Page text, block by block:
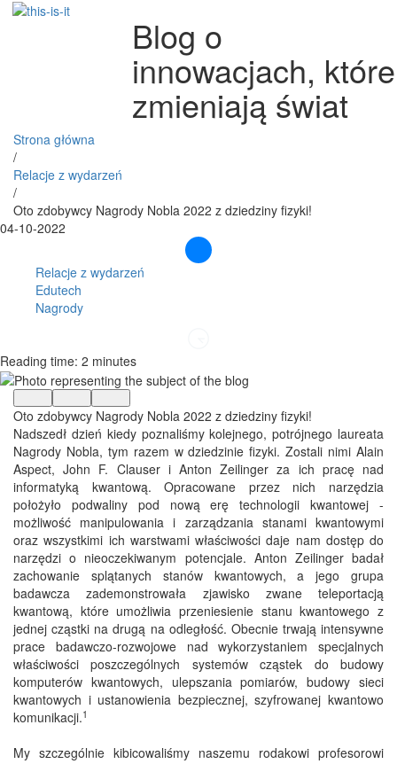
Blog o
innowacjach, które
zmieniają świat
Strona główna
/
Relacje z wydarzeń
/
Oto zdobywcy Nagrody Nobla 2022 z dziedziny fizyki!
04-10-2022
Relacje z wydarzeń
Edutech
Nagrody
Reading time: 2 minutes
Oto zdobywcy Nagrody Nobla 2022 z dziedziny fizyki!
Nadszedł dzień kiedy poznaliśmy kolejnego, potrójnego laureata
Nagrody Nobla, tym razem w dziedzinie fizyki. Zostali nimi Alain
Aspect, John F. Clauser i Anton Zeilinger za ich pracę nad
informatyką kwantową. Opracowane przez nich narzędzia
położyło podwaliny pod nową erę technologii kwantowej -
możliwość manipulowania i zarządzania stanami kwantowymi
oraz wszystkimi ich warstwami właściwości daje nam dostęp do
narzędzi o nieoczekiwanym potencjale. Anton Zeilinger badał
zachowanie splątanych stanów kwantowych, a jego grupa
badawcza zademonstrowała zjawisko zwane teleportacją
kwantową, które umożliwia przeniesienie stanu kwantowego z
jednej cząstki na drugą na odległość. Obecnie trwają intensywne
prace badawczo-rozwojowe nad wykorzystaniem specjalnych
właściwości poszczególnych systemów cząstek do budowy
komputerów kwantowych, ulepszania pomiarów, budowy sieci
kwantowych i ustanowienia bezpiecznej, szyfrowanej kwantowo
komunikacji.1
My szczególnie kibicowaliśmy naszemu rodakowi profesorowi